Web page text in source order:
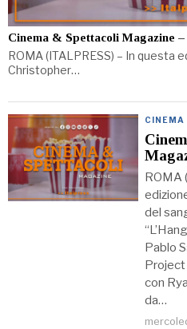
Cinema & Spettacoli Magazine –
ROMA (ITALPRESS) – In questa
Christopher…
CINEMA
ROMA
del
Pablo
con
da…